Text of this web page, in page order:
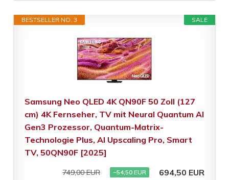
SALE
BESTSELLER NO. 3
Samsung Neo QLED 4K QN90F 50 Zoll (127
cm) 4K Fernseher, TV mit Neural Quantum AI
Gen3 Prozessor, Quantum-Matrix-
Technologie Plus, AI Upscaling Pro, Smart
TV, 50QN90F [2025]
749,00 EUR −54,50 EUR 694,50 EUR